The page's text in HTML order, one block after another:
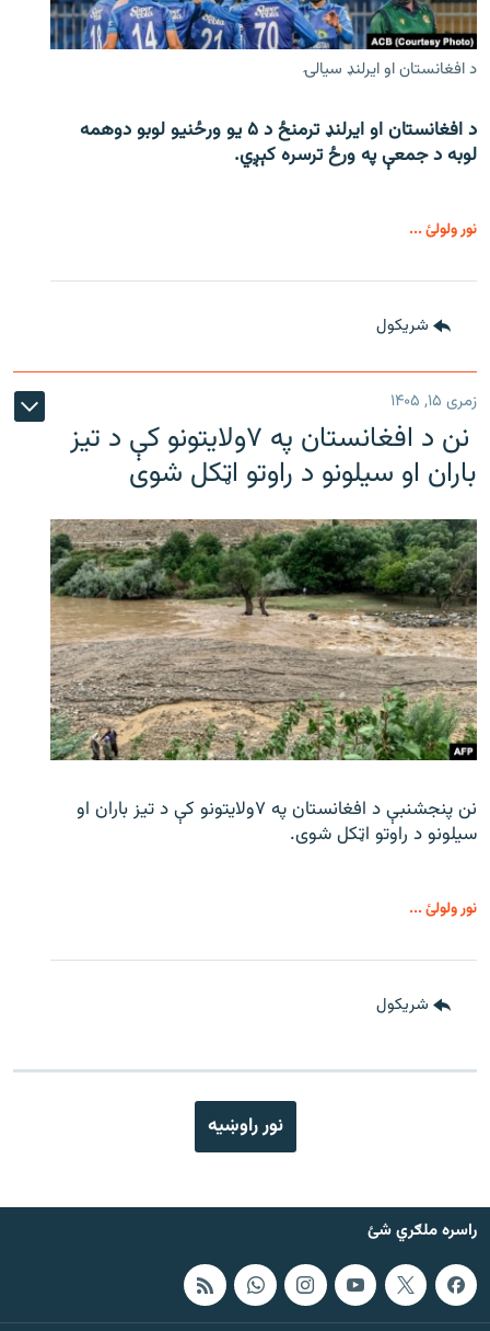
د افغانستان او ایرلنډ سیالۍ
د افغانستان او ایرلنډ ترمنځ د ۵ یو ورځنیو لوبو دوهمه
لوبه د جمعې په ورځ ترسره کېږي.
نور ولولئ ...
شريکول
زمری ۱۵, ۱۴۰۵
نن د افغانستان په ۷ولایتونو کې د تیز
باران او سیلونو د راوتو اټکل شوی
نن پنجشنبې د افغانستان په ۷ولایتونو کې د تیز باران او
سیلونو د راوتو اټکل شوی.
نور ولولئ ...
شريکول
نور راوښيه
راسره ملګري شئ